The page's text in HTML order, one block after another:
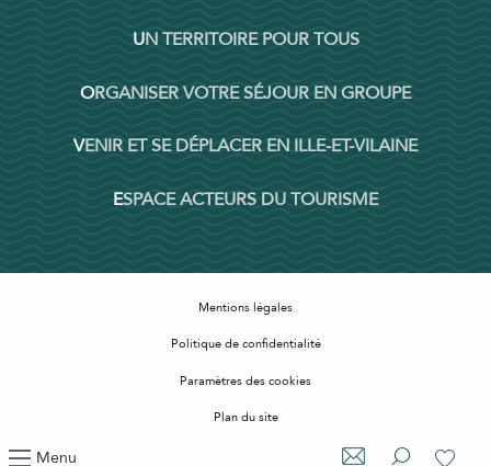
Menu
UN TERRITOIRE POUR TOUS
ORGANISER VOTRE SÉJOUR EN GROUPE
VENIR ET SE DÉPLACER EN ILLE-ET-VILAINE
ESPACE ACTEURS DU TOURISME
Mentions légales
Politique de confidentialité
Paramètres des cookies
Plan du site